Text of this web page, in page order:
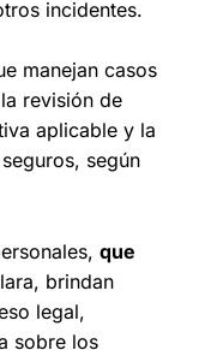
incidentes.
manejan casos
revisión de
aplicable y la
según
que
brindan
legal,
sobre los